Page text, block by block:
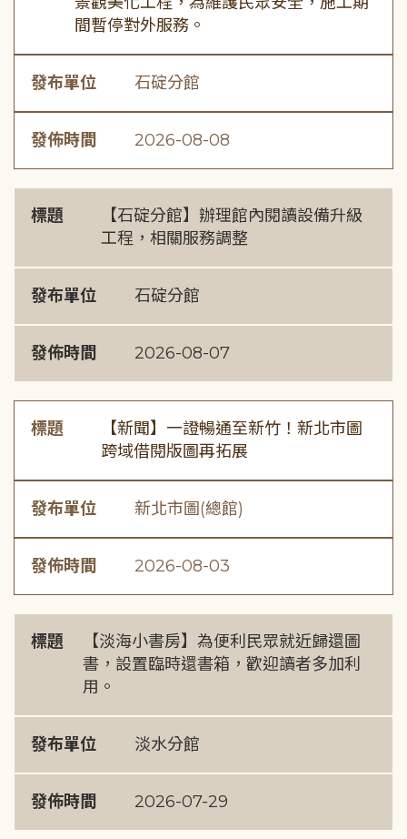
間暫停對外服務。
發布單位 石碇分館
發佈時間 2026-08-08
標題
【石碇分館】辦理館內閱讀設備升級
工程，相關服務調整
發布單位 石碇分館
發佈時間 2026-08-07
標題
【新聞】一證暢通至新竹！新北市圖
跨域借閱版圖再拓展
發布單位 新北市圖(總館)
發佈時間 2026-08-03
標題
【淡海小書房】為便利民眾就近歸還圖
書，設置臨時還書箱，歡迎讀者多加利
用。
發布單位 淡水分館
發佈時間 2026-07-29